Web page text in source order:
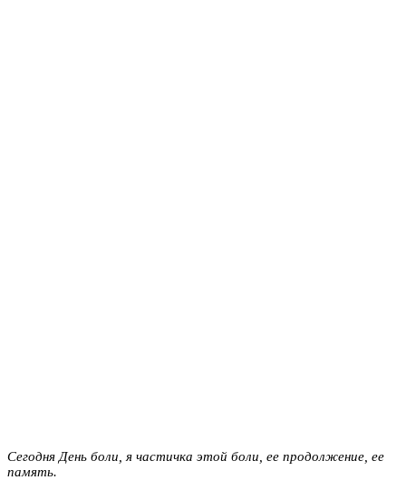
Сегодня День боли, я частичка этой боли, ее продолжение, ее
память.